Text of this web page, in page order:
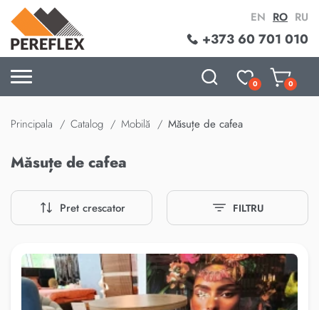
+373 60 701 010
EN RO RU
0 0
Principala Catalog Mobilă Măsuțe de cafea
Măsuțe de cafea
Pret crescator FILTRU